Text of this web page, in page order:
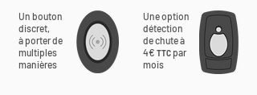
Un bouton
discret,
à porter de
multiples
manières
Une option
détection
de chute à
4€ TTC par
mois